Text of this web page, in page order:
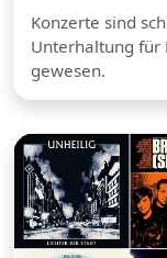
Konzerte sind
Unterhaltung für
gewesen.